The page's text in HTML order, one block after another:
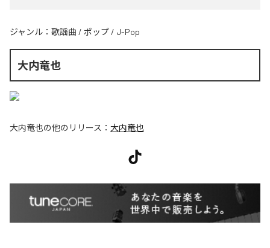
ジャンル： 歌謡曲 / ポップ / J-Pop
大内竜也
大内竜也の他のリリース： 大内竜也